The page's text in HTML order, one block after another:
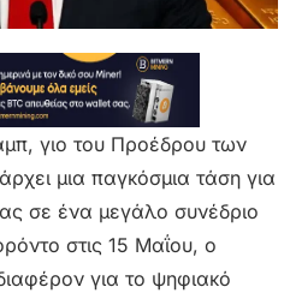
γιο του Προέδρου των
μια παγκόσμια τάση για
σε ένα μεγάλο συνέδριο
στις 15 Μαΐου, ο
για το ψηφιακό